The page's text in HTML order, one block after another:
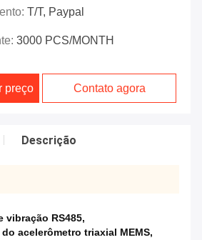
T/T, Paypal
3000 PCS/MONTH
preço Contato agora
Descrição
vibração RS485,
acelerômetro triaxial MEMS,